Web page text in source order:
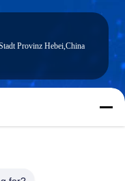
Provinz Hebei,China